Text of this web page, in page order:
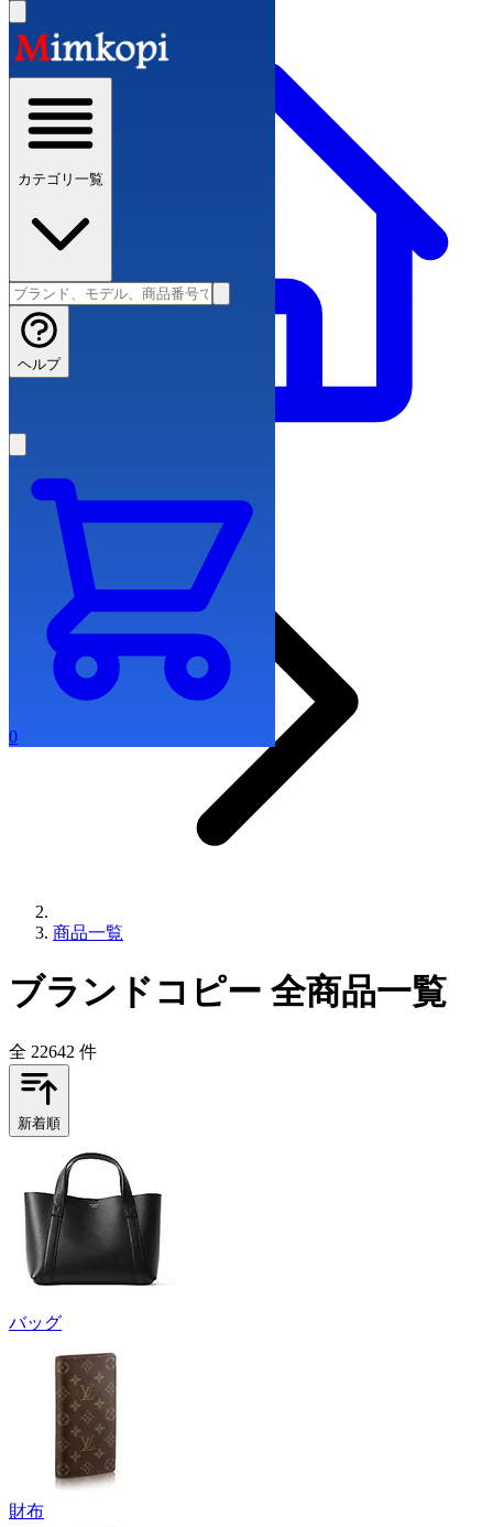
カテゴリ一覧
ヘルプ
0
商品一覧
ブランドコピー 全商品一覧
全 22642 件
新着順
バッグ
財布